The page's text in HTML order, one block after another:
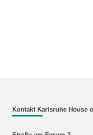
Kontakt Karlsruhe House